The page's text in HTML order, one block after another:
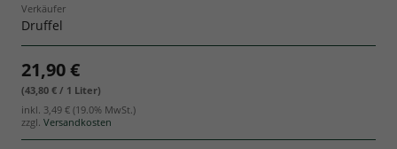
Verkäufer
Druffel
21,90 €
(43,80 € / 1 Liter)
inkl. 3,49 € (19.0% MwSt.)
zzgl. Versandkosten